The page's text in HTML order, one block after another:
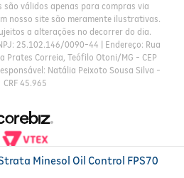
Minesol Oil Control FPS70
são válidos apenas para compras via
nosso site são meramente ilustrativas.
a alterações no decorrer do dia.
25.102.146/0090-44 | Endereço: Rua
Prates Correia, Teófilo Otoni/MG - CEP
Natália Peixoto Sousa Silva -
CRF 45.965